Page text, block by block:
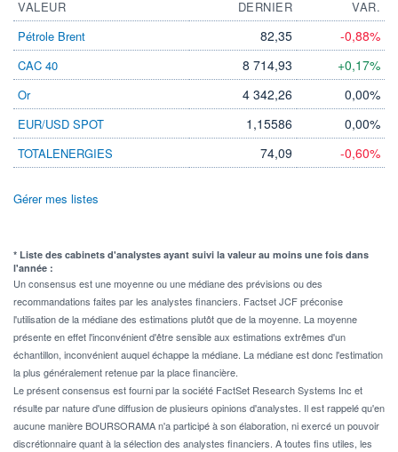
VALEUR DERNIER
VAR.
Pétrole Brent
82,35 -0,88%
CAC 40 8 714,93 +0,17%
Or 4 342,26 0,00%
EUR/USD SPOT 1,15586 0,00%
TOTALENERGIES 74,09 -0,60%
Gérer mes listes
* Liste des cabinets d'analystes ayant suivi la valeur au moins une fois dans
l'année :
Un consensus est une moyenne ou une médiane des prévisions ou des
recommandations faites par les analystes financiers. Factset JCF préconise
l'utilisation de la médiane des estimations plutôt que de la moyenne. La moyenne
présente en effet l'inconvénient d'être sensible aux estimations extrêmes d'un
échantillon, inconvénient auquel échappe la médiane. La médiane est donc l'estimation
la plus généralement retenue par la place financière.
Le présent consensus est fourni par la société FactSet Research Systems Inc et
résulte par nature d'une diffusion de plusieurs opinions d'analystes. Il est rappelé qu'en
aucune manière BOURSORAMA n'a participé à son élaboration, ni exercé un pouvoir
discrétionnaire quant à la sélection des analystes financiers. A toutes fins utiles, les